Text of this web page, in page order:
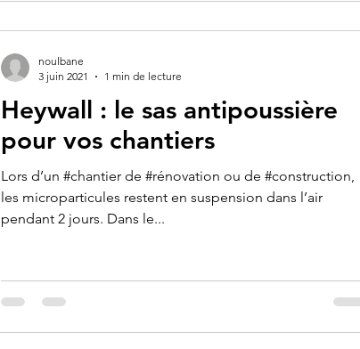
Heywall : le sas antipoussière
pour vos chantiers
Lors d’un #chantier de #rénovation ou de #construction,
les microparticules restent en suspension dans l’air
pendant 2 jours. Dans le...
noulbane
3 juin 2021
1 min de lecture